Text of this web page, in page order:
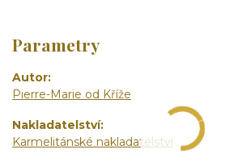
Parametry
Autor
Pierre-Marie od Kříže
Nakladatelství
Karmelitánské nakladatelství